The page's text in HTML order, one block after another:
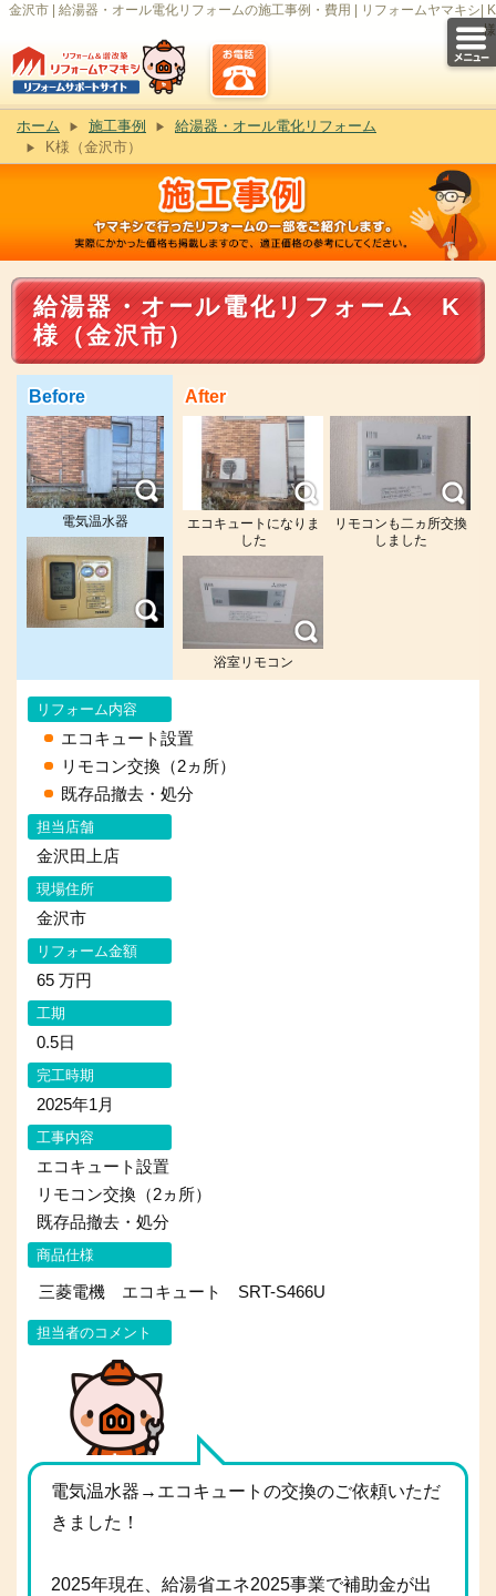
金沢市 | 給湯器・オール電化リフォームの施工事例・費用 | リフォームヤマキシ| K
様
ホーム 施工事例
給湯器・オール電化リフォーム
K様（金沢市）
給湯器・オール電化リフォーム K
様（金沢市）
Before
電気温水器
After
エコキュートになりま
した
リモコンも二ヵ所交換
しました
浴室リモコン
リフォーム内容
エコキュート設置
リモコン交換（2ヵ所）
既存品撤去・処分
担当店舗
金沢田上店
現場住所
金沢市
リフォーム金額
65 万円
工期
0.5日
完工時期
2025年1月
工事内容
エコキュート設置
リモコン交換（2ヵ所）
既存品撤去・処分
商品仕様
三菱電機 エコキュート SRT-S466U
担当者のコメント
電気温水器→エコキュートの交換のご依頼いただ
きました！
2025年現在、給湯省エネ2025事業で補助金が出